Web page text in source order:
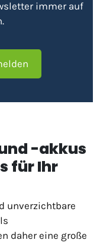
immer auf
-akkus
für Ihr
unverzichtbare
daher eine große